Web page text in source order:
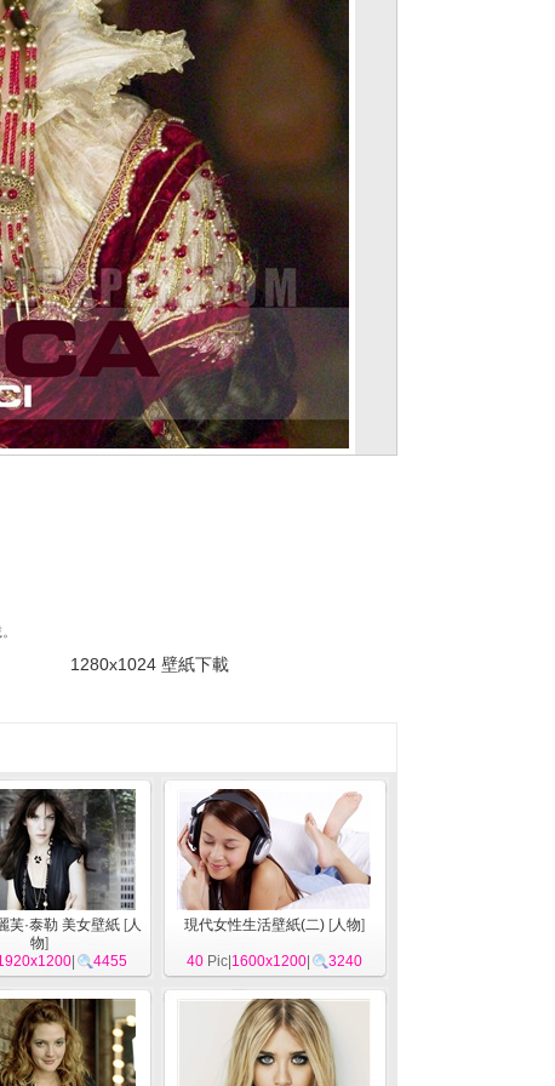
1280x1024 壁紙下載
芙·泰勒 美女壁紙[人
物]
| 4455
現代女性生活壁紙(二)[人物]
40Pic| 1600x1200| 3240